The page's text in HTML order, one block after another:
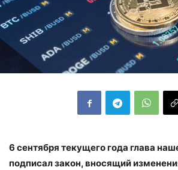
6 сентября текущего года глава
подписал закон, вносящий